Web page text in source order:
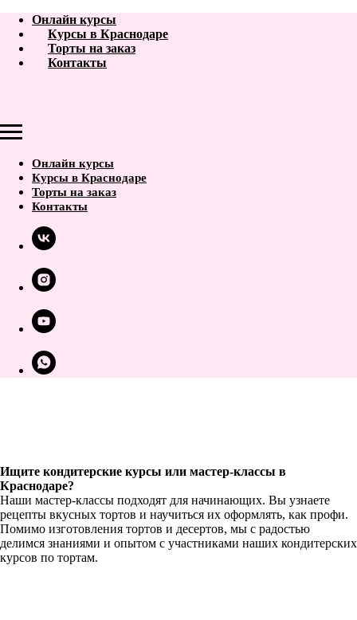
Онлайн курсы
Курсы в Краснодаре
Торты на заказ
Контакты
Онлайн курсы
Курсы в Краснодаре
Торты на заказ
Контакты
Ищите кондитерские курсы или мастер-классы в
Краснодаре?
Наши мастер-классы подходят для начинающих. Вы узнаете
рецепты вкусных тортов и научиться их оформлять, как профи.
Помимо изготовления тортов и десертов, мы с радостью
делимся знаниями и опытом с участниками наших кондитерских
курсов по тортам.